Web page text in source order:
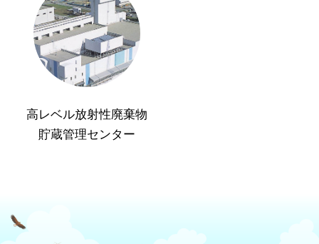
高レベル放射性廃棄物
貯蔵管理センター